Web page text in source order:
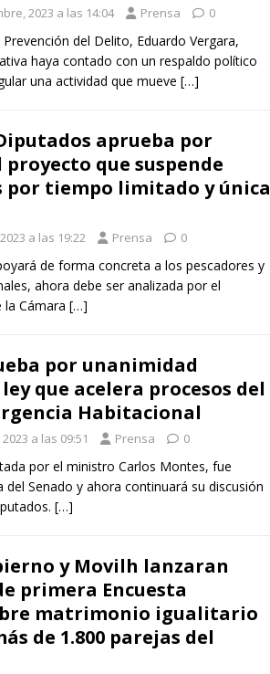
2023 a las 14:04 Prensa 0
del Delito, Eduardo Vergara,
haya contado con un respaldo político
una actividad que mueve […]
aprueba por
que suspende
por tiempo limitado y única
a las 19:22 Prensa 0
de forma concreta a los pescadores y
ahora debe ser analizada por el
Cámara […]
por unanimidad
que acelera procesos del
Habitacional
a las 09:51 Prensa 0
por el ministro Carlos Montes, fue
del Senado y ahora continuará su discusión
[…]
y Movilh lanzaran
primera Encuesta
matrimonio igualitario
de 1.800 parejas del